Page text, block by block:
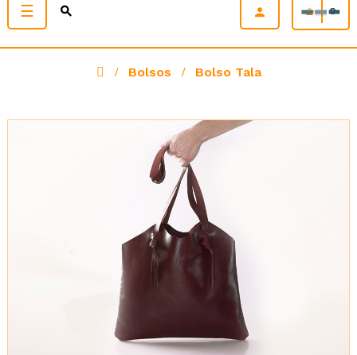
Navegación
de
palanca
☰ 0
Bolsos Bolso Tala